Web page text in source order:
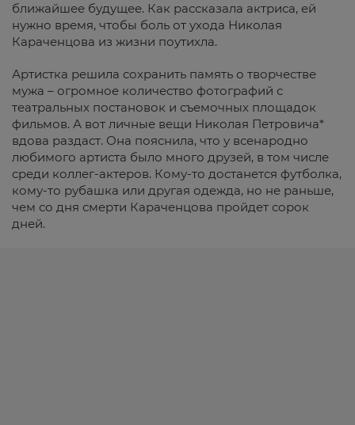
ближайшее будущее. Как рассказала актриса, ей
нужно время, чтобы боль от ухода Николая
Караченцова из жизни поутихла.
Артистка решила сохранить память о творчестве
мужа – огромное количество фотографий с
театральных постановок и съемочных площадок
фильмов. А вот личные вещи Николая Петровича*
вдова раздаст. Она пояснила, что у всенародно
любимого артиста было много друзей, в том числе
среди коллег-актеров. Кому-то достанется футболка,
кому-то рубашка или другая одежда, но не раньше,
чем со дня смерти Караченцова пройдет сорок
дней.